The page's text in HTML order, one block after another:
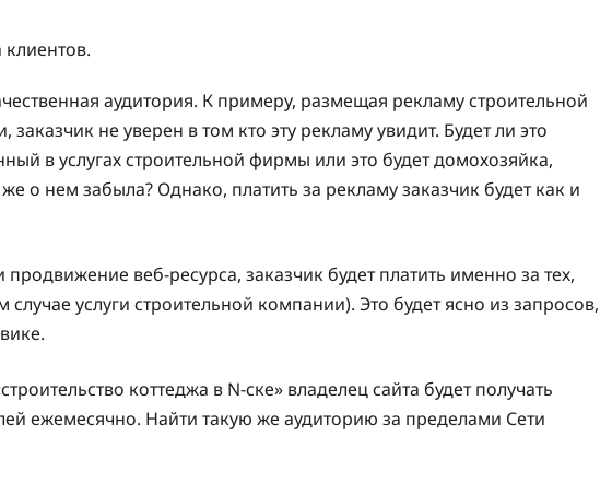
аудитория. К примеру, размещая рекламу строительной
не уверен в том кто эту рекламу увидит. Будет ли это
в услугах строительной фирмы или это будет домохозяйка,
о нем забыла? Однако, платить за рекламу заказчик будет как и
продвижение веб-ресурса, заказчик будет платить именно за тех,
услуги строительной компании). Это будет ясно из запросов,
коттеджа в N-ске» владелец сайта будет получать
ежемесячно. Найти такую же аудиторию за пределами Сети